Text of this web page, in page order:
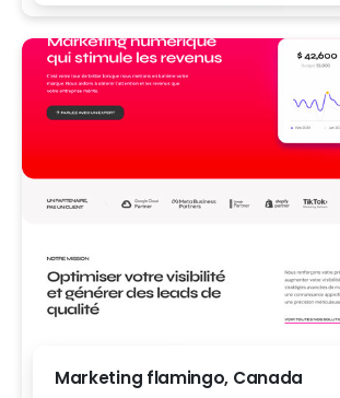
Marketing flamingo, Canada